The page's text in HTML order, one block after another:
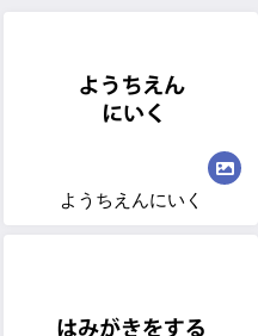
ようちえんにいく